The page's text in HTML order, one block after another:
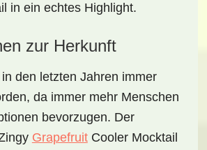
in ein echtes Highlight.
zur Herkunft
den letzten Jahren immer
da immer mehr Menschen
bevorzugen. Der
GrapefruitCooler Mocktail